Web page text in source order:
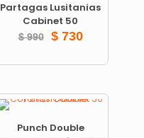
Partagas Lusitanias
Cabinet 50
$990 $730
Punch Double